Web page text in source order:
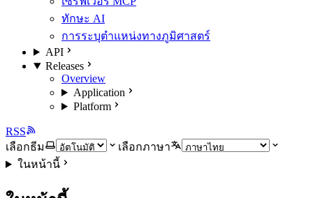
ทักษะ AI
การระบุตำแหน่งทางภูมิศาสตร์
API
Releases
Overview
Application
Platform
RSS
เลือกธีม
เลือกภาษา
ในหน้านี้